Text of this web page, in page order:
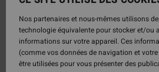
Nos partenaires et nous-mêmes utilisons
technologie équivalente pour stocker et/ou
informations sur votre appareil. Ces
(comme vos données de navigation et
être utilisées pour vous présenter des